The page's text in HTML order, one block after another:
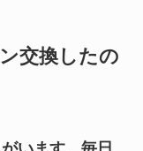
交換したの